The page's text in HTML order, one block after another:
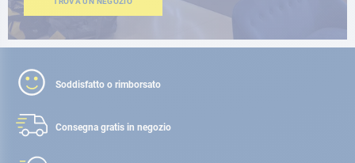
Soddisfatto o rimborsato
Consegna gratis in negozio